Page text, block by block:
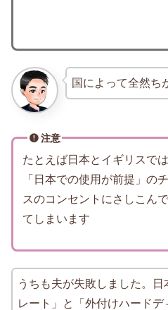
国によって全然ち
注意
たとえば日本とイギリスで
「日本での使用が前提」の
スのコンセントにさしこん
てしまいます
うちも夫が失敗しました。
レート」と「外付けハードデ